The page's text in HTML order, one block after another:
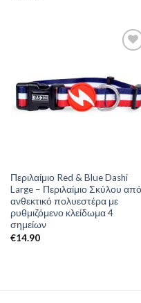
Περιλαίμιο Red & Blue Dashi
Large – Περιλαίμιο Σκύλου από
ανθεκτικό πολυεστέρα με
ρυθμιζόμενο κλείδωμα 4
σημείων
€14.90